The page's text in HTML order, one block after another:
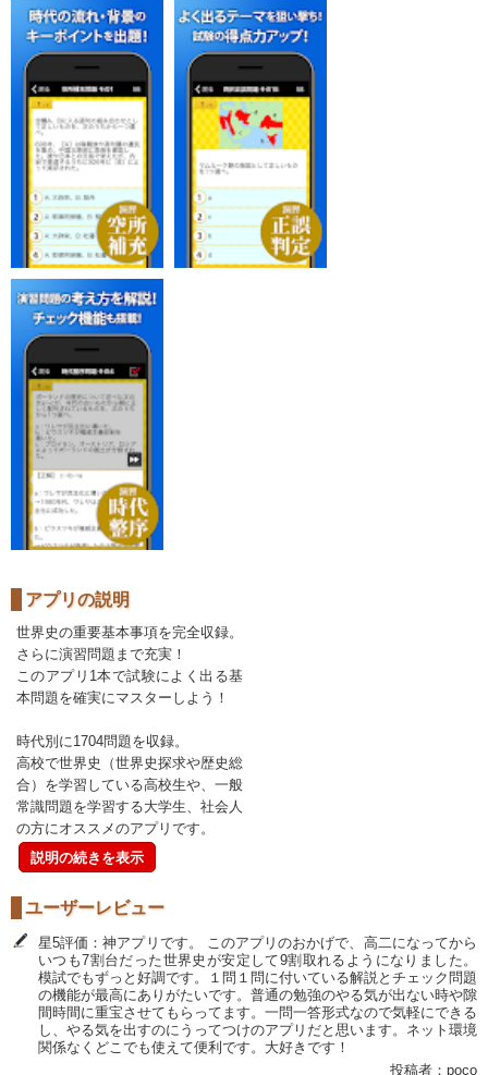
アプリの説明
世界史の重要基本事項を完全収録。
さらに演習問題まで充実！
このアプリ1本で試験によく出る基
本問題を確実にマスターしよう！
時代別に1704問題を収録。
高校で世界史（世界史探求や歴史総
合）を学習している高校生や、一般
常識問題を学習する大学生、社会人
の方にオススメのアプリです。
説明の続きを表示
ユーザーレビュー
星5評価：神アプリです。 このアプリのおかげで、高二になってから
いつも7割台だった世界史が安定して9割取れるようになりました。
模試でもずっと好調です。１問１問に付いている解説とチェック問題
の機能が最高にありがたいです。普通の勉強のやる気が出ない時や隙
間時間に重宝させてもらってます。一問一答形式なので気軽にできる
し、やる気を出すのにうってつけのアプリだと思います。ネット環境
関係なくどこでも使えて便利です。大好きです！
投稿者：poco